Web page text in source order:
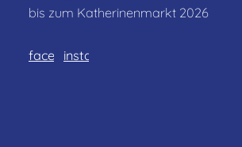
bis zum Katherinenmarkt 2026
facebookinstagram